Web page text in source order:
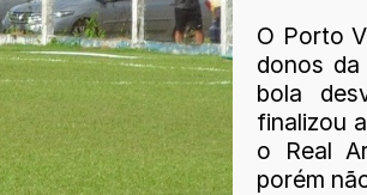
O Porto
donos
bola
finalizou
o Real
porém